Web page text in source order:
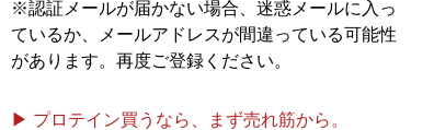
エットonlineサロン@ShigekiKanamori
記事一覧へ
※認証メールが届かない場合、迷惑メールに入っ
ているか、メールアドレスが間違っている可能性
があります。再度ご登録ください。
▶ プロテイン買うなら、まず売れ筋から。